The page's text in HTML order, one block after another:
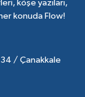
köşe yazıları,
konuda Flow!
34 / Çanakkale